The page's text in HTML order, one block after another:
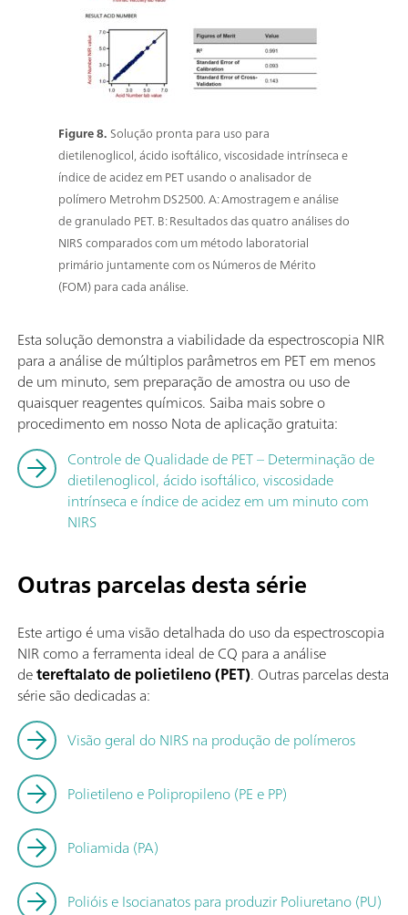
Figure 8.Solução pronta para uso para
dietilenoglicol, ácido isoftálico, viscosidade intrínseca e
índice de acidez em PET usando o analisador de
polímero Metrohm DS2500. A: Amostragem e análise
de granulado PET. B: Resultados das quatro análises do
NIRS comparados com um método laboratorial
primário juntamente com os Números de Mérito
(FOM) para cada análise.
Esta solução demonstra a viabilidade da espectroscopia NIR
para a análise de múltiplos parâmetros em PET em menos
de um minuto, sem preparação de amostra ou uso de
quaisquer reagentes químicos. Saiba mais sobre o
procedimento em nosso Nota de aplicação gratuita:
Controle de Qualidade de PET – Determinação de
dietilenoglicol, ácido isoftálico, viscosidade
intrínseca e índice de acidez em um minuto com
NIRS
Outras parcelas desta série
Este artigo é uma visão detalhada do uso da espectroscopia
NIR como a ferramenta ideal de CQ para a análise
detereftalato de polietileno (PET). Outras parcelas desta
série são dedicadas a:
Visão geral do NIRS na produção de polímeros
Polietileno e Polipropileno (PE e PP)
Poliamida (PA)
Polióis e Isocianatos para produzir Poliuretano (PU)